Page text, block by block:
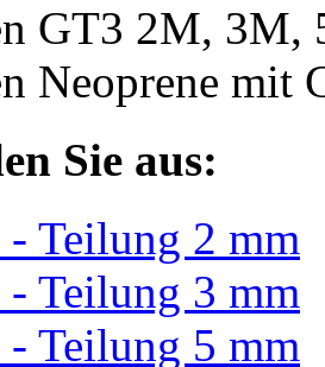
GT3 2M, 3M,
Neoprene mit
Sie aus:
Teilung 2 mm
Teilung 3 mm
Teilung 5 mm